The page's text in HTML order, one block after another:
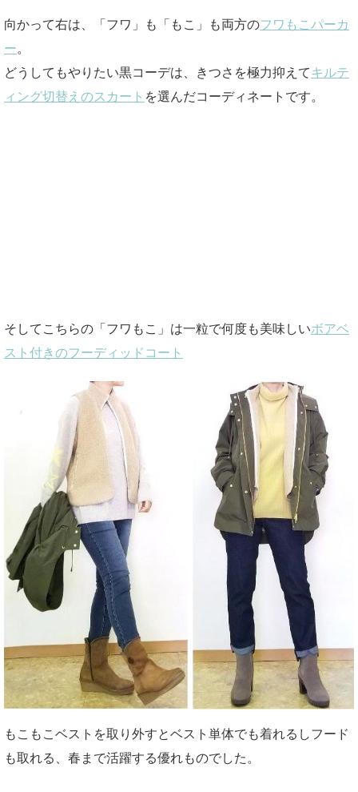
向かって右は、「フワ」も「もこ」も両方のフワもこパーカ
ー。
どうしてもやりたい黒コーデは、きつさを極力抑えてキルテ
ィング切替えのスカート を選んだコーディネートです。
そしてこちらの「フワもこ」は一粒で何度も美味しいボアベ
スト付きのフーディッドコート
もこもこベストを取り外すとベスト単体でも着れるしフード
も取れる、春まで活躍する優れものでした。